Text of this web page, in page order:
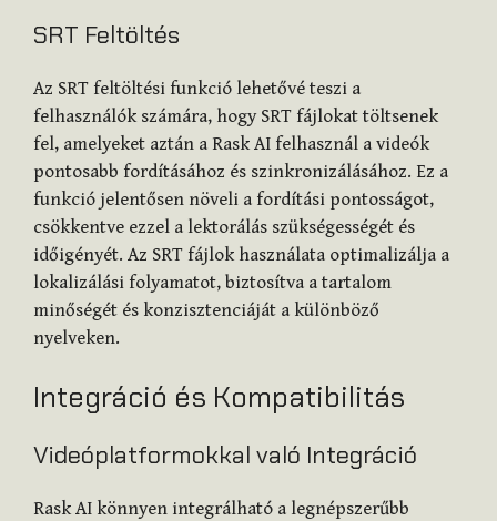
SRT Feltöltés
Az SRT feltöltési funkció lehetővé teszi a
felhasználók számára, hogy SRT fájlokat töltsenek
fel, amelyeket aztán a Rask AI felhasznál a videók
pontosabb fordításához és szinkronizálásához. Ez a
funkció jelentősen növeli a fordítási pontosságot,
csökkentve ezzel a lektorálás szükségességét és
időigényét. Az SRT fájlok használata optimalizálja a
lokalizálási folyamatot, biztosítva a tartalom
minőségét és konzisztenciáját a különböző
nyelveken​​.
Integráció és Kompatibilitás
Videóplatformokkal való Integráció
Rask AI könnyen integrálható a legnépszerűbb